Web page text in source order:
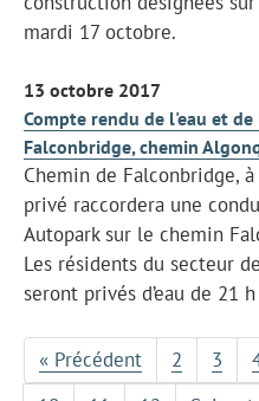
mardi 17 octobre.
13 octobre 2017
Compte rendu de l'eau et
Falconbridge, chemin
Chemin de Falconbridge,
privé raccordera une
Autopark sur le chemin
Les résidents du secteur
seront privés d’eau de 21
« Précédent 2 3